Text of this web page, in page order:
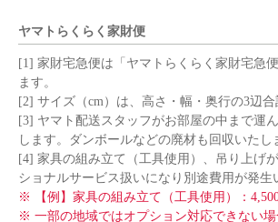
ヤマトらくらく家財便
[1] 家財宅急便は「ヤマトらくらく家財宅急
ます。
[2] サイズ（cm）は、高さ・幅・奥行の3辺合
[3] ヤマト配送スタッフがお部屋の中まで運
します。ダンボールなどの廃材も回収いたし
[4] 家具の組み立て（工具使用）、吊り上げ
ショナルサービス扱いになり別途費用が発生
※ 【例】家具の組み立て（工具使用）：4,500
※ 一部の地域ではオプション対応できない場